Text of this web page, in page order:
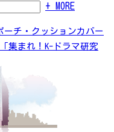
+ MORE
ーチ・クッションカバー
集まれ！K-ドラマ研究